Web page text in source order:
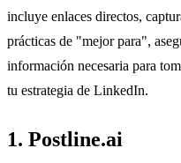
incluye enlaces directos,
prácticas de "mejor para",
información necesaria para
tu estrategia de LinkedIn.
1. Postline.ai